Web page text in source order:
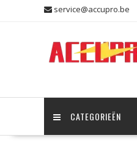
service@accupro.be
CATEGORIEËN